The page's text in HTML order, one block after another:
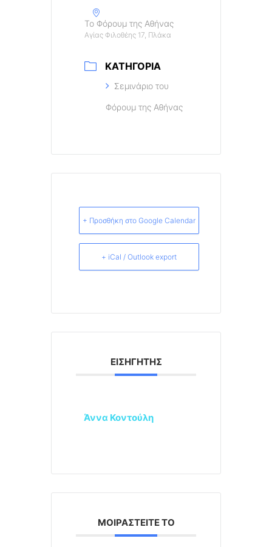
Το Φόρουμ της Αθήνας
Αγίας Φιλοθέης 17, Πλάκα
ΚΑΤΗΓΟΡΊΑ
Σεμινάριο του
Φόρουμ της Αθήνας
+ Προσθήκη στο Google Calendar
+ iCal / Outlook export
ΕΙΣΗΓΗΤΉΣ
Άννα Κοντούλη
ΜΟΙΡΑΣΤΕΊΤΕ ΤΟ